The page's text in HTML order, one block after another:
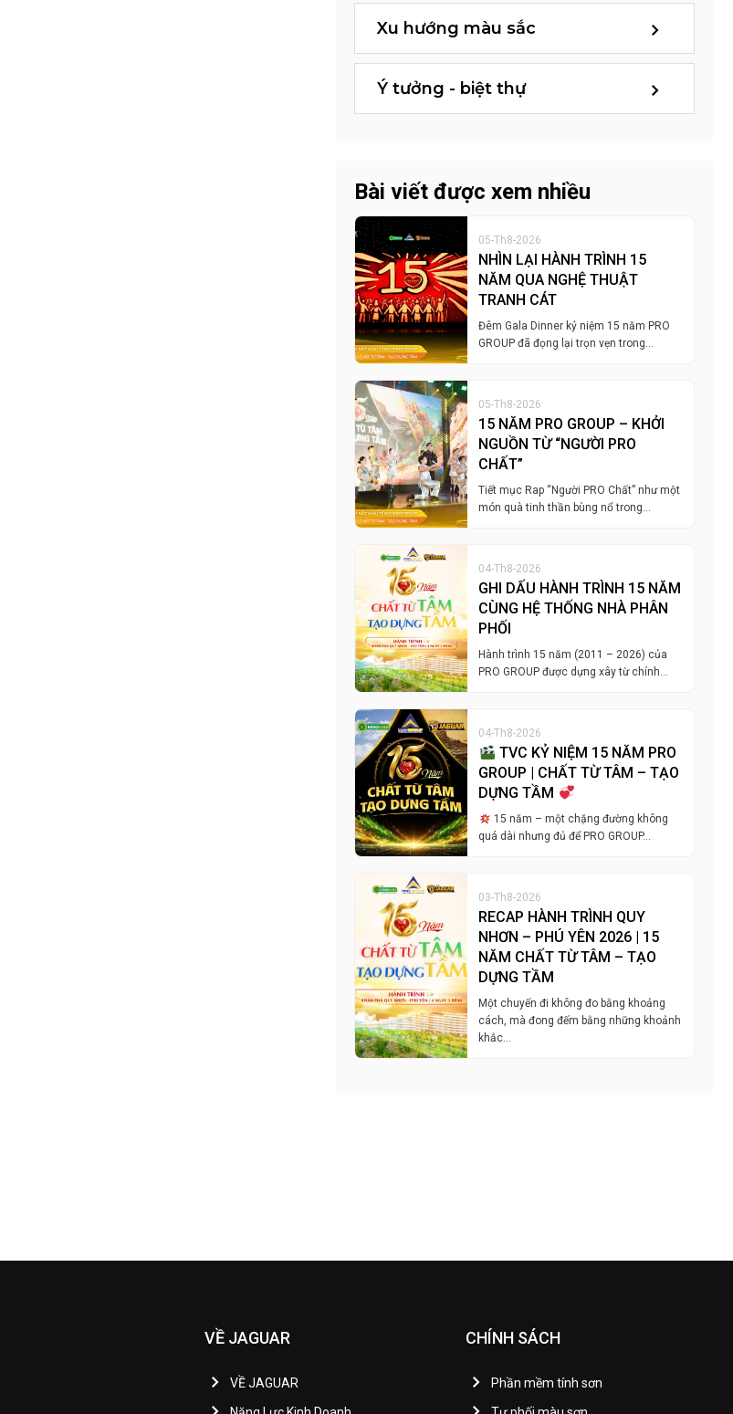
Xu hướng màu sắc
Ý tưởng - biệt thự
Bài viết được xem nhiều
05-Th8-2026
NHÌN LẠI HÀNH TRÌNH 15
NĂM QUA NGHỆ THUẬT
TRANH CÁT
Đêm Gala Dinner kỷ niệm 15 năm PRO
GROUP đã đọng lại trọn vẹn trong…
05-Th8-2026
15 NĂM PRO GROUP – KHỞI
NGUỒN TỪ “NGƯỜI PRO
CHẤT”
Tiết mục Rap “Người PRO Chất” như một
món quà tinh thần bùng nổ trong…
04-Th8-2026
GHI DẤU HÀNH TRÌNH 15 NĂM
CÙNG HỆ THỐNG NHÀ PHÂN
PHỐI
Hành trình 15 năm (2011 – 2026) của
PRO GROUP được dựng xây từ chính…
04-Th8-2026
TVC KỶ NIỆM 15 NĂM PRO
GROUP | CHẤT TỪ TÂM – TẠO
DỰNG TẦM
15 năm – một chặng đường không
quá dài nhưng đủ để PRO GROUP…
03-Th8-2026
RECAP HÀNH TRÌNH QUY
NHƠN – PHÚ YÊN 2026 | 15
NĂM CHẤT TỪ TÂM – TẠO
DỰNG TẦM
Một chuyến đi không đo bằng khoảng
cách, mà đong đếm bằng những khoảnh
khắc…
VỀ JAGUAR
VỀ JAGUAR
CHÍNH SÁCH
Phần mềm tính sơn